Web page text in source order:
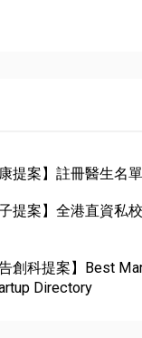
提案】註冊醫生名
提案】全港直資私
創科提案】Best
Directory